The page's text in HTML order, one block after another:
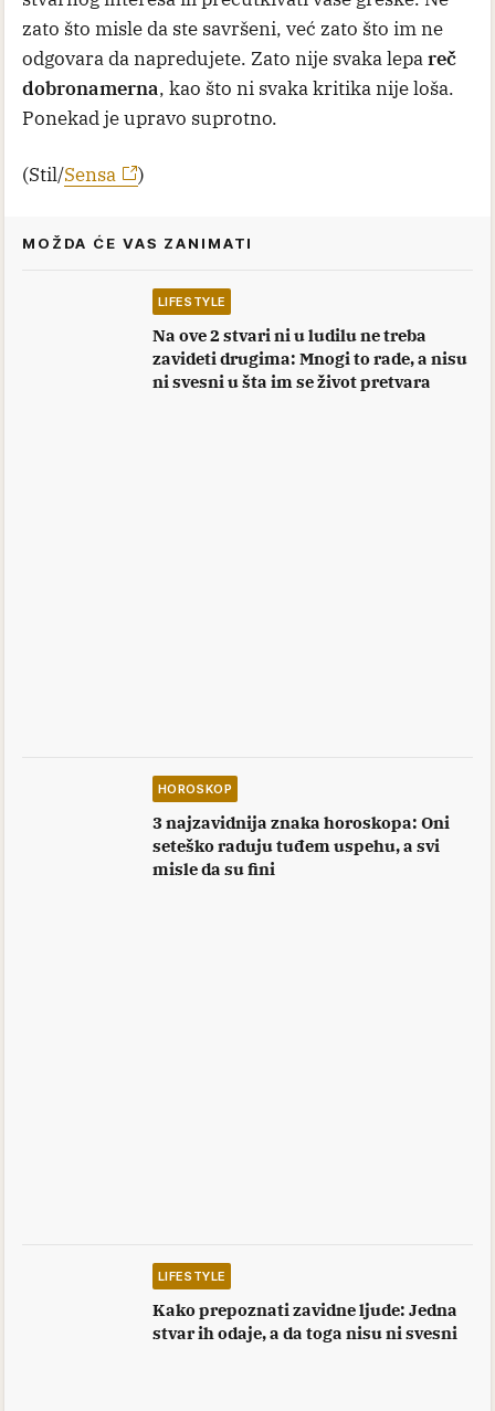
zato što misle da ste savršeni, već zato što im ne
odgovara da napredujete. Zato nije svaka lepareč
dobronamerna, kao što ni svaka kritika nije loša.
Ponekad je upravo suprotno.
(Stil/Sensa )
MOŽDA ĆE VAS ZANIMATI
LIFESTYLE
Na ove 2 stvari ni u ludilu ne treba
zavideti drugima: Mnogi to rade, a nisu
ni svesni u šta im se život pretvara
HOROSKOP
3 najzavidnija znaka horoskopa: Oni
seteško raduju tuđem uspehu, a svi
misle da su fini
LIFESTYLE
Kako prepoznati zavidne ljude: Jedna
stvar ih odaje, a da toga nisu ni svesni